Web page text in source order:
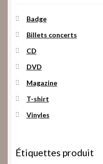
Badge
Billets concerts
CD
DVD
Magazine
T-shirt
Vinyles
Étiquettes produit